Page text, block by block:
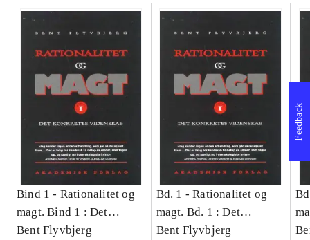
Bind 1 - Rationalitet og
magt. Bind 1 : Det
konkretes videnskab
Bent Flyvbjerg
Bd. 1 -Rationalitet og
magt. Bd. 1 : Det
konkretes videnskab
Bent Flyvbjerg
Feedback